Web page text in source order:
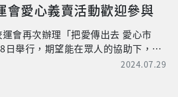
會愛心義賣活動歡迎參與
會再次辦理「把愛傳出去 愛心市
日舉行，期望能在眾人的協助下，幫
要的學生，讓他們都能安穩就學，不
2024.07.29